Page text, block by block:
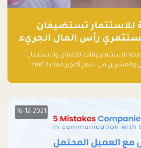
للاستثمار تستضيفان
رأس المال الجريء
للاستثمار وفلك للأعمال والاستثمار
والعشرين من شهر أكتوبر فعالية "لقاء
رأس المال الجريء وممثلي المؤسسات
16-12-2021